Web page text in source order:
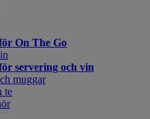
On The Go
servering och vin
muggar
te